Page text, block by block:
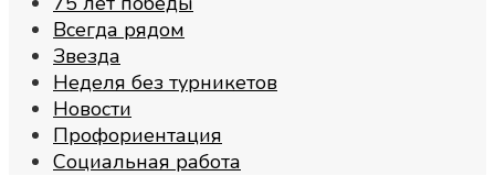
Всегда рядом
Звезда
Неделя без турникетов
Новости
Профориентация
Социальная работа